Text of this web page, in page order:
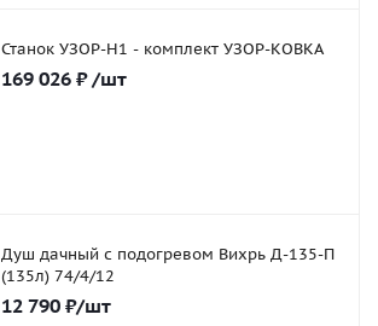
Станок УЗОР-Н1 - комплект УЗОР-КОВКА
169 026 ₽ /шт
Душ дачный с подогревом Вихрь Д-135-П
(135л) 74/4/12
12 790 ₽/шт